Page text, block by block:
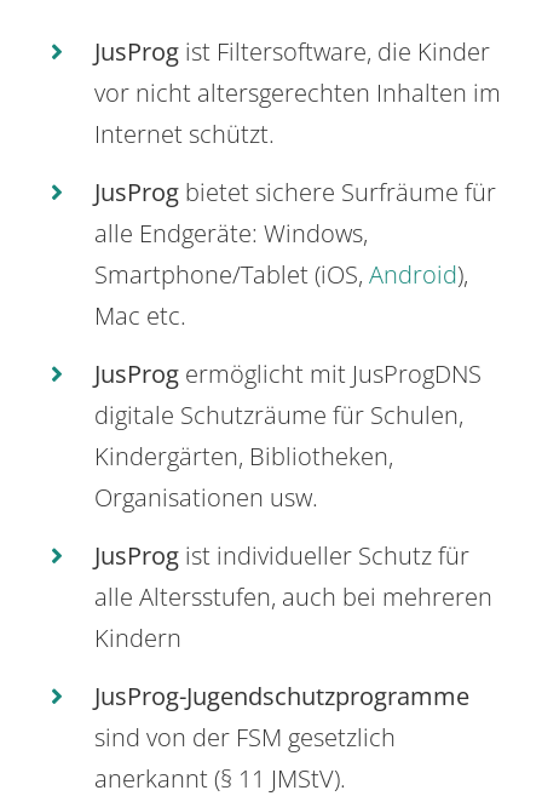
JusProg ist Filtersoftware, die Kinder
vor nicht altersgerechten Inhalten im
Internet schützt.
JusProg bietet sichere Surfräume für
alle Endgeräte: Windows,
Smartphone/Tablet (iOS, Android),
Mac etc.
JusProg ermöglicht mit JusProgDNS
digitale Schutzräume für Schulen,
Kindergärten, Bibliotheken,
Organisationen usw.
JusProg ist individueller Schutz für
alle Altersstufen, auch bei mehreren
Kindern
JusProg-Jugendschutzprogramme
sind von der FSM gesetzlich
anerkannt (§ 11 JMStV).